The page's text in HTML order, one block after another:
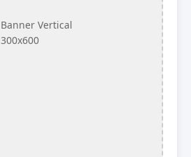
Banner Vertical
300x600